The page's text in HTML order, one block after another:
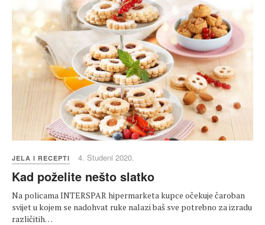
JELA I RECEPTI 4. Studeni 2020.
Kad poželite nešto slatko
Na policama INTERSPAR hipermarketa kupce očekuje čaroban
svijet u kojem se nadohvat ruke nalazi baš sve potrebno za izradu
različitih…